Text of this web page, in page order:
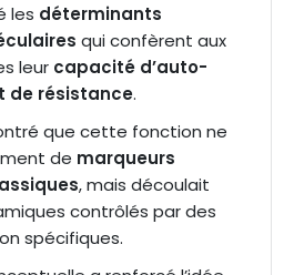
les déterminants
qui confèrent aux
leur capacité d’auto-
de résistance.
que cette fonction ne
de marqueurs
, mais découlait
contrôlés par des
spécifiques.